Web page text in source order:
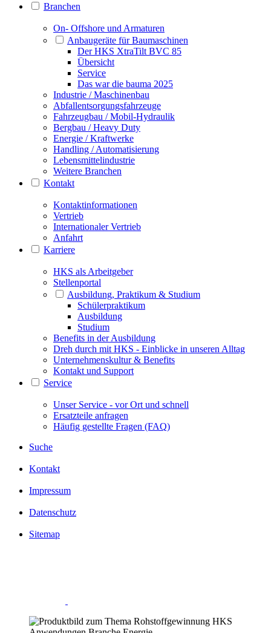
Branchen
On- Offshore und Armaturen
Anbaugeräte für Baumaschinen
Der HKS XtraTilt BVC 85
Übersicht
Service
Das war die bauma 2025
Industrie / Maschinenbau
Abfallentsorgungsfahrzeuge
Fahrzeugbau / Mobil-Hydraulik
Bergbau / Heavy Duty
Energie / Kraftwerke
Handling / Automatisierung
Lebensmittelindustrie
Weitere Branchen
Kontakt
Kontaktinformationen
Vertrieb
Internationaler Vertrieb
Anfahrt
Karriere
HKS als Arbeitgeber
Stellenportal
Ausbildung, Praktikum & Studium
Schülerpraktikum
Ausbildung
Studium
Benefits in der Ausbildung
Dreh durch mit HKS - Einblicke in unseren Alltag
Unternehmenskultur & Benefits
Kontakt und Support
Service
Unser Service - vor Ort und schnell
Ersatzteile anfragen
Häufig gestellte Fragen (FAQ)
Suche
Kontakt
Impressum
Datenschutz
Sitemap